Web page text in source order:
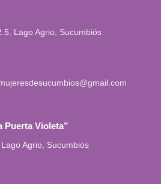
Lago Agrio, Sucumbiós
Puerta Violeta”
Agrio, Sucumbiós